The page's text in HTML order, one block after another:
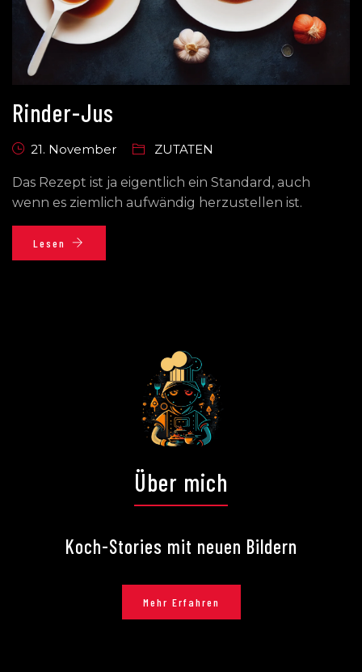
Rinder-Jus
21. November ZUTATEN
Das Rezept ist ja eigentlich ein Standard, auch
wenn es ziemlich aufwändig herzustellen ist.
Lesen
Über mich
Koch-Stories mit neuen Bildern
Mehr Erfahren